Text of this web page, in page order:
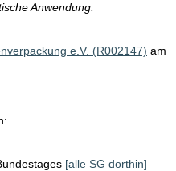
Anwendung.
e.V. (R002147) am
[alle SG dorthin]